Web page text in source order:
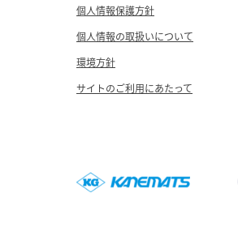
個人情報保護方針
個人情報の取扱いについて
環境方針
サイトのご利用にあたって